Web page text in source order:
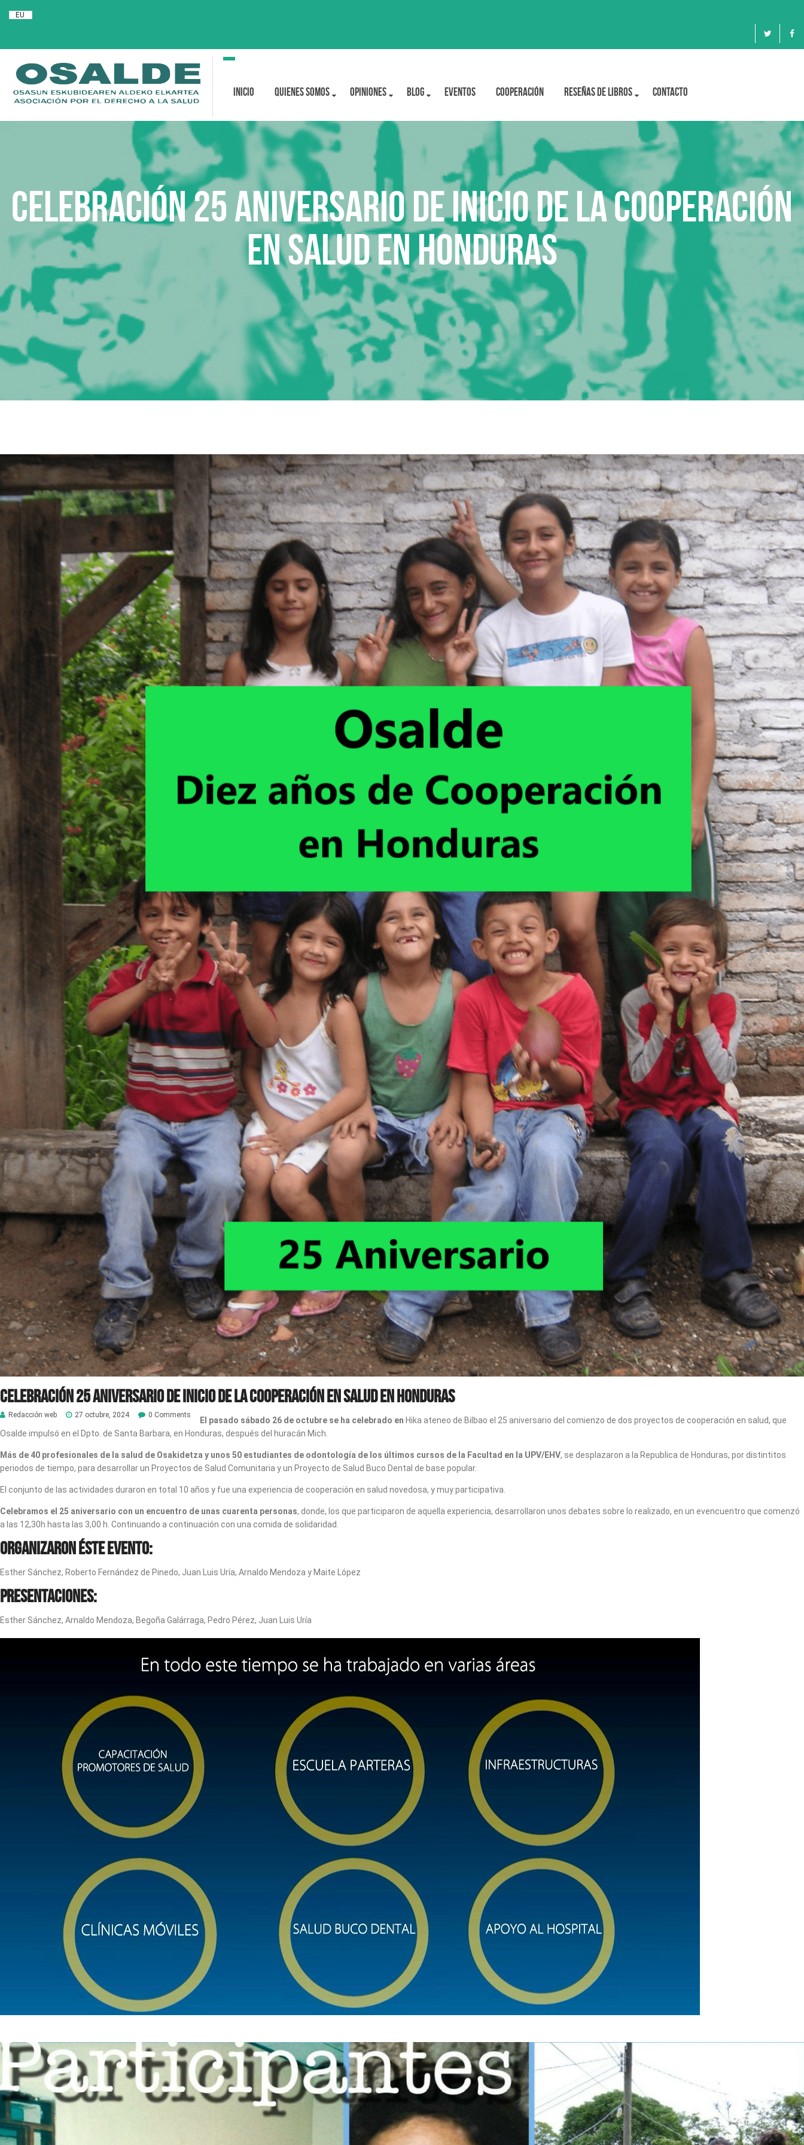
EU
Toggle
Inicio Quienes Somos OPINIONES BLOG Eventos Cooperación Reseñas de libros Contacto
CELEBRACIÓN 25 ANIVERSARIO DE INICIO DE LA COOPERACIÓN
EN SALUD EN HONDURAS
CELEBRACIÓN 25 ANIVERSARIO DE INICIO DE LA COOPERACIÓN EN SALUD EN HONDURAS
Redacción web 27 octubre, 2024 0 Comments
El pasado sábado 26 de octubre se ha celebrado en Hika ateneo de Bilbao el 25 aniversario del comienzo de dos proyectos de cooperación en salud, que
Osalde impulsó en el Dpto. de Santa Barbara, en Honduras, después del huracán Mich.
Más de 40 profesionales de la salud de Osakidetza y unos 50 estudiantes de odontología de los últimos cursos de la Facultad en la UPV/EHV, se desplazaron a la Republica de Honduras, por distintitos
periodos de tiempo, para desarrollar un Proyectos de Salud Comunitaria y un Proyecto de Salud Buco Dental de base popular.
El conjunto de las actividades duraron en total 10 años y fue una experiencia de cooperación en salud novedosa, y muy participativa.
Celebramos el 25 aniversario con un encuentro de unas cuarenta personas, donde, los que participaron de aquella experiencia, desarrollaron unos debates sobre lo realizado, en un evencuentro que comenzó
a las 12,30h hasta las 3,00 h. Continuando a continuación con una comida de solidaridad.
Organizaron éste evento:
Esther Sánchez, Roberto Fernández de Pinedo, Juan Luis Uría, Arnaldo Mendoza y Maite López
Presentaciones:
Esther Sánchez, Arnaldo Mendoza, Begoña Galárraga, Pedro Pérez, Juan Luis Uría